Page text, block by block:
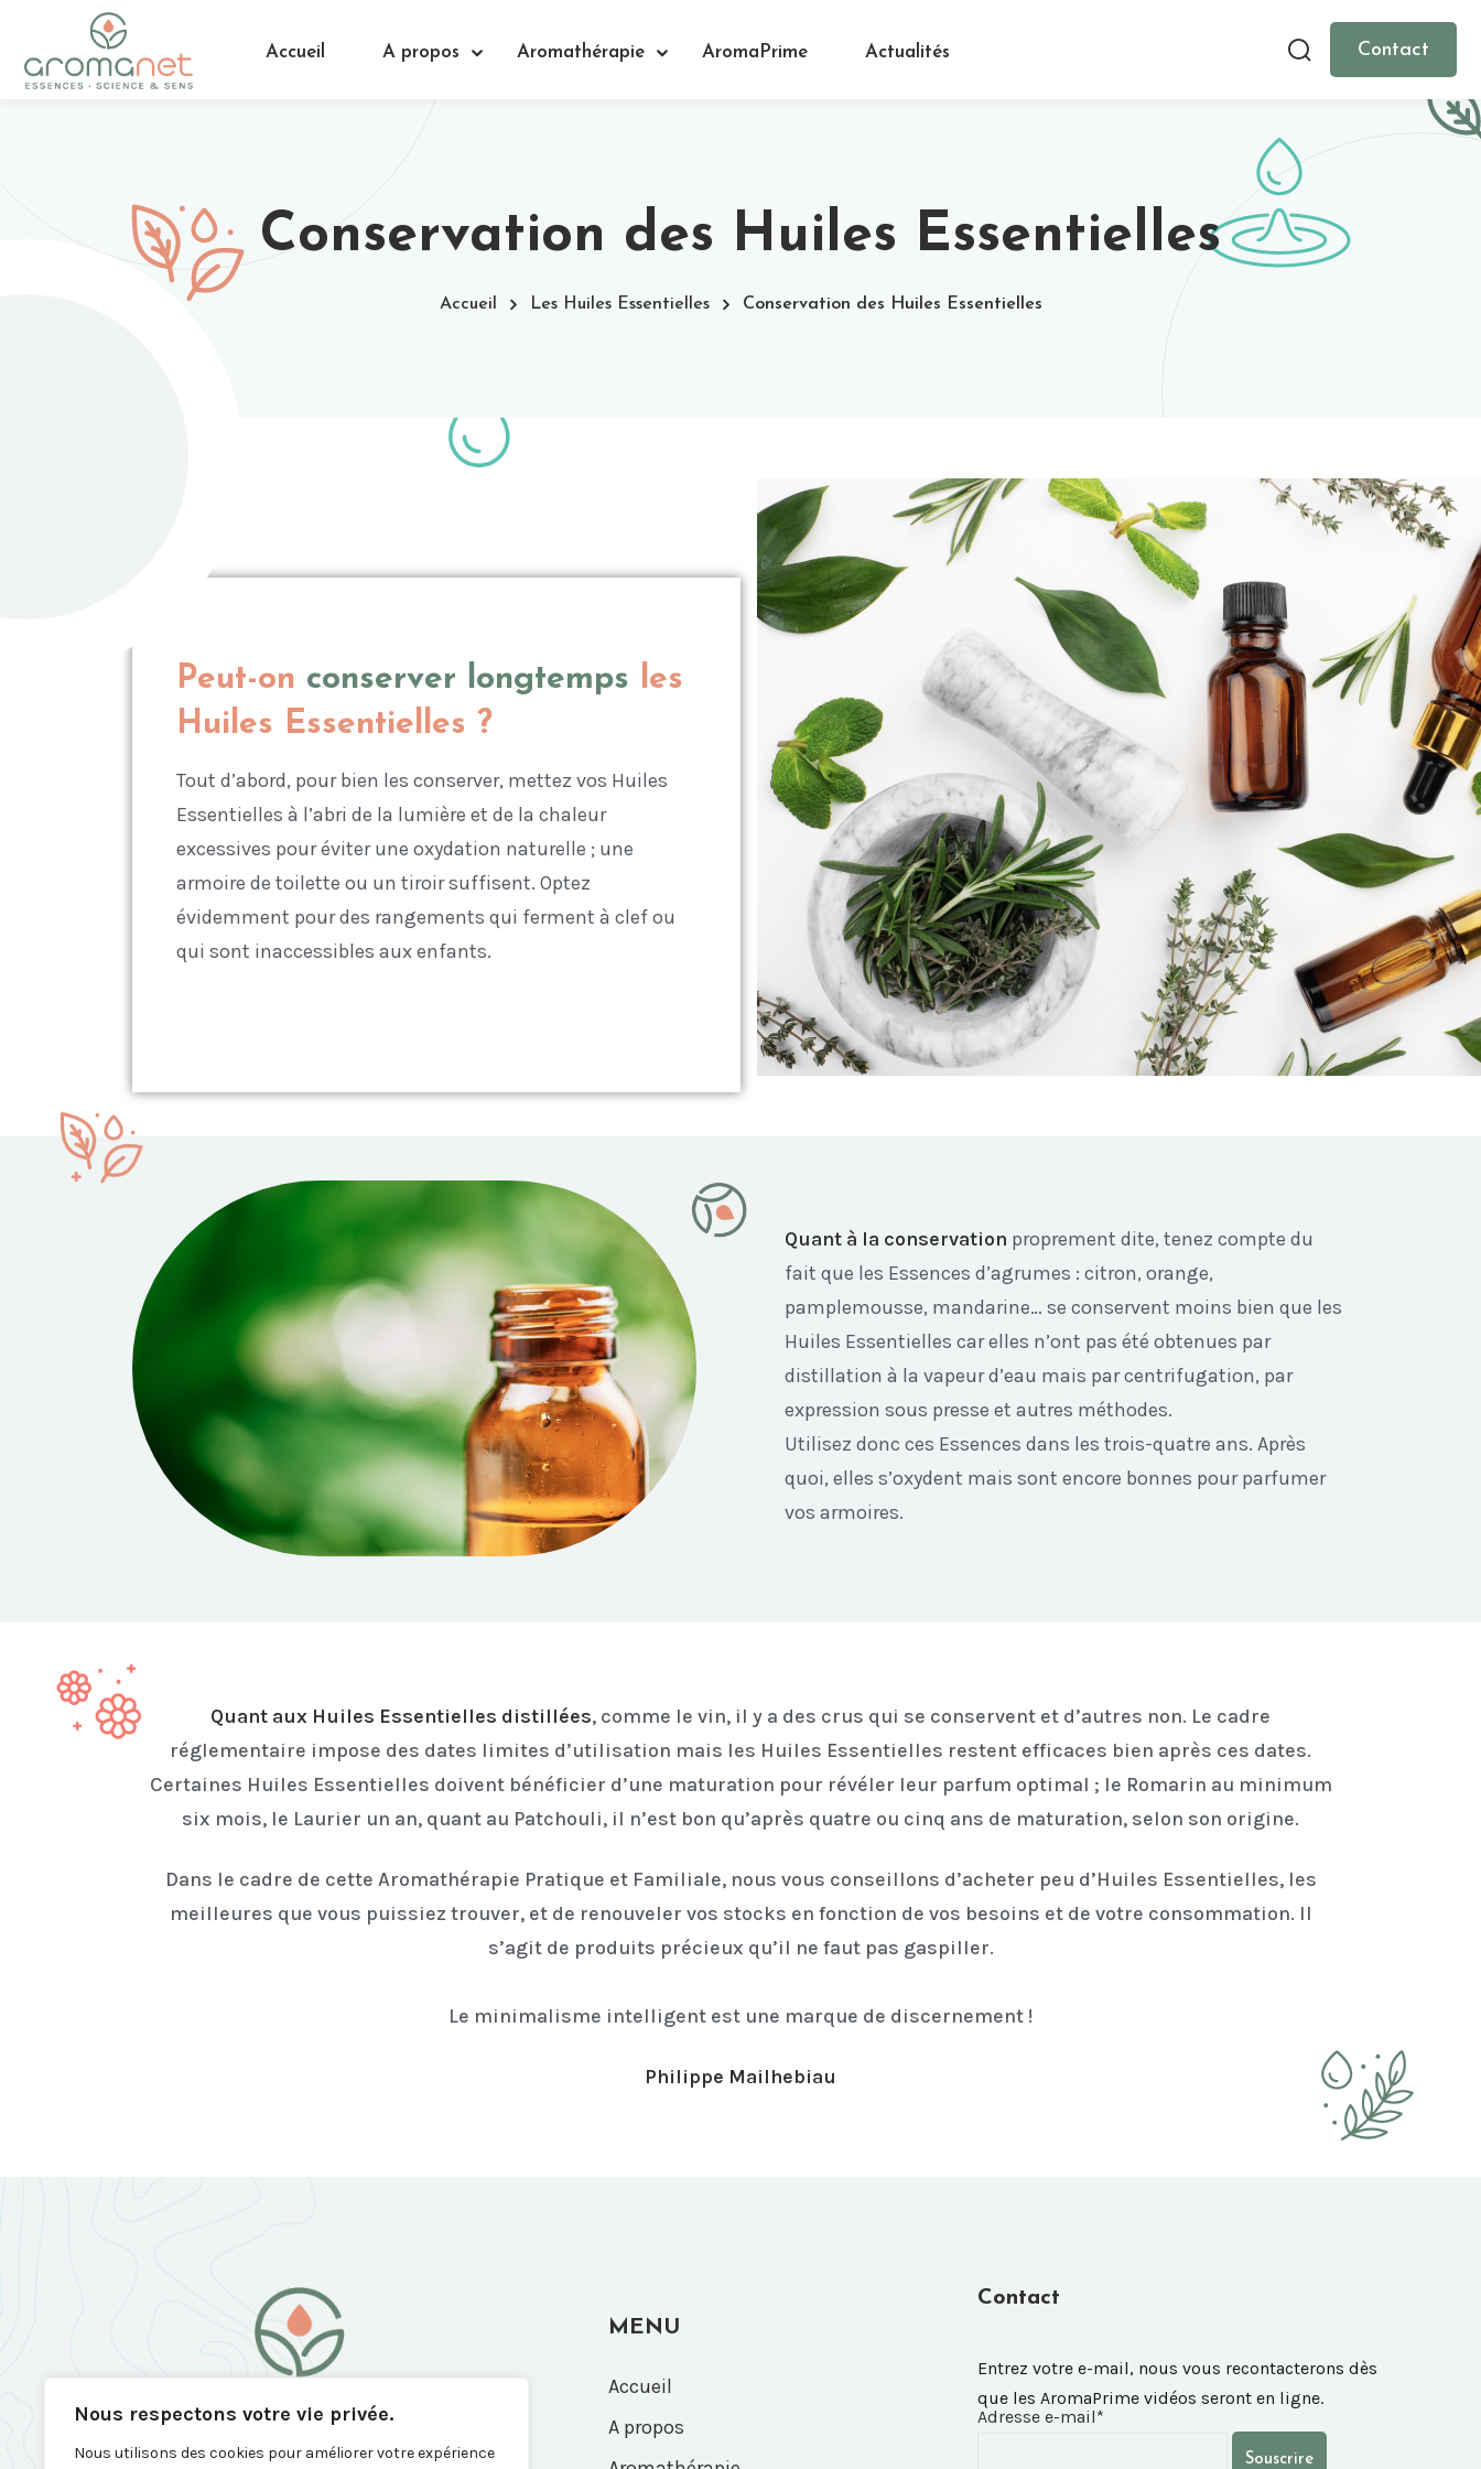
Nous respectons votre vie privée.
Nous utilisons des cookies pour améliorer votre expérience
Accueil A propos Aromathérapie AromaPrime Actualités Contact
Conservation des Huiles Essentielles
Accueil Les Huiles Essentielles Conservation des Huiles Essentielles
Peut-on conserver longtemps les
Huiles Essentielles ?
Tout d’abord, pour bien les conserver, mettez vos Huiles
Essentielles à l’abri de la lumière et de la chaleur
excessives pour éviter une oxydation naturelle ; une
armoire de toilette ou un tiroir suffisent. Optez
évidemment pour des rangements qui ferment à clef ou
qui sont inaccessibles aux enfants.
Quant à la conservation proprement dite, tenez compte du
fait que les Essences d’agrumes : citron, orange,
pamplemousse, mandarine… se conservent moins bien que les
Huiles Essentielles car elles n’ont pas été obtenues par
distillation à la vapeur d’eau mais par centrifugation, par
expression sous presse et autres méthodes.
Utilisez donc ces Essences dans les trois-quatre ans. Après
quoi, elles s’oxydent mais sont encore bonnes pour parfumer
vos armoires.
Quant aux Huiles Essentielles distillées, comme le vin, il y a des crus qui se conservent et d’autres non. Le cadre
réglementaire impose des dates limites d’utilisation mais les Huiles Essentielles restent efficaces bien après ces dates.
Certaines Huiles Essentielles doivent bénéficier d’une maturation pour révéler leur parfum optimal ; le Romarin au minimum
six mois, le Laurier un an, quant au Patchouli, il n’est bon qu’après quatre ou cinq ans de maturation, selon son origine.
Dans le cadre de cette Aromathérapie Pratique et Familiale, nous vous conseillons d’acheter peu d’Huiles Essentielles, les
meilleures que vous puissiez trouver, et de renouveler vos stocks en fonction de vos besoins et de votre consommation. Il
s’agit de produits précieux qu’il ne faut pas gaspiller.
Le minimalisme intelligent est une marque de discernement !
Philippe Mailhebiau
MENU
Accueil
A propos
Contact
Entrez votre e-mail, nous vous recontacterons dès
que les AromaPrime vidéos seront en ligne.
Adresse e-mail*